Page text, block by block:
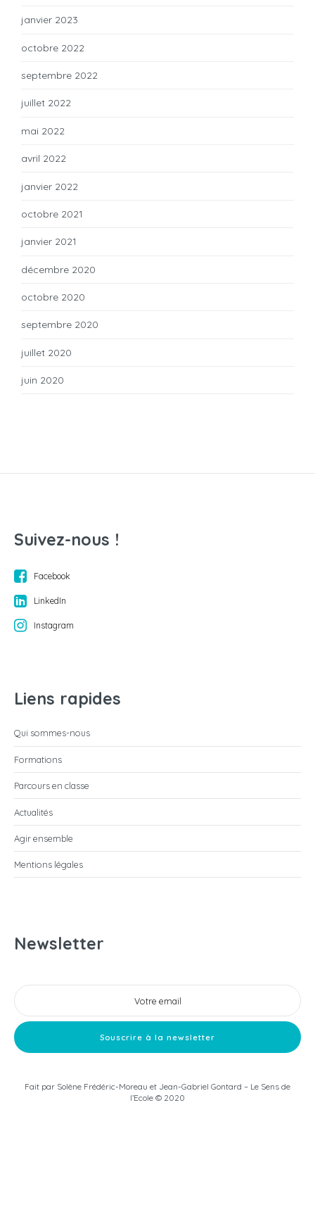
janvier 2023
octobre 2022
septembre 2022
juillet 2022
mai 2022
avril 2022
janvier 2022
octobre 2021
janvier 2021
décembre 2020
octobre 2020
septembre 2020
juillet 2020
juin 2020
Suivez-nous !
Facebook
LinkedIn
Instagram
Liens rapides
Qui sommes-nous
Formations
Parcours en classe
Actualités
Agir ensemble
Mentions légales
Newsletter
Fait par Solène Frédéric-Moreau et Jean-Gabriel Gontard – Le Sens de
l’Ecole © 2020